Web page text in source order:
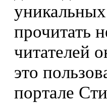
прочитать
читателей
это
портале